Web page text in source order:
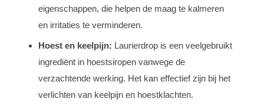
eigenschappen, die helpen de maag te kalmeren
en irritaties te verminderen.
Hoest en keelpijn: Laurierdrop is een veelgebruikt
ingrediënt in hoestsiropen vanwege de
verzachtende werking. Het kan effectief zijn bij het
verlichten van keelpijn en hoestklachten.